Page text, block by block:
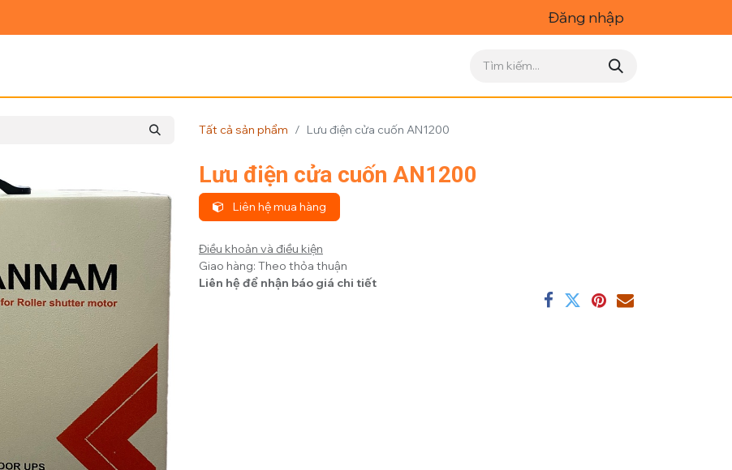
Đăng nhập
Tất cả sản phẩm Lưu điện cửa cuốn AN1200
Lưu điện cửa cuốn AN1200
Liên hệ mua hàng
Điều khoản và điều kiện
Giao hàng: Theo thỏa thuận
Liên hệ để nhận báo giá chi tiết